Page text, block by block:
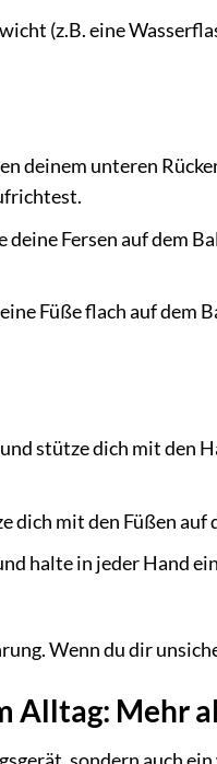
(z.B. eine
deinem unteren
Fersen auf dem
Füße flach auf dem
stütze dich mit den
mit den Füßen auf
halte in jeder Hand
Wenn du dir
Mehr